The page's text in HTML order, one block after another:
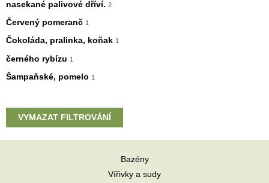
nasekané palivové dříví. 2
Červený pomeranč 1
Čokoláda, pralinka, koňak 1
černého rybízu 1
Šampaňské, pomelo 1
VYMAZAT FILTROVÁNÍ
Bazény
Vířivky a sudy